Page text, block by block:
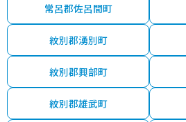
常呂郡佐呂間町
紋別郡湧別町
紋別郡興部町
紋別郡雄武町